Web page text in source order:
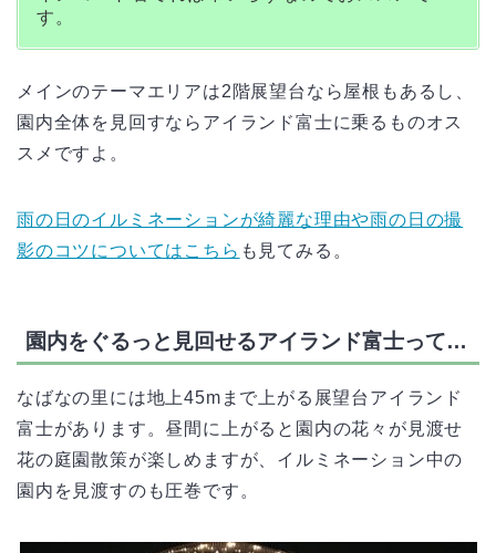
す。
メインのテーマエリアは2階展望台なら屋根もあるし、
園内全体を見回すならアイランド富士に乗るものオス
スメですよ。
雨の日のイルミネーションが綺麗な理由や雨の日の撮
影のコツについてはこちら も見てみる。
園内をぐるっと見回せるアイランド富士って…
なばなの里には地上45mまで上がる展望台アイランド
富士があります。昼間に上がると園内の花々が見渡せ
花の庭園散策が楽しめますが、イルミネーション中の
園内を見渡すのも圧巻です。